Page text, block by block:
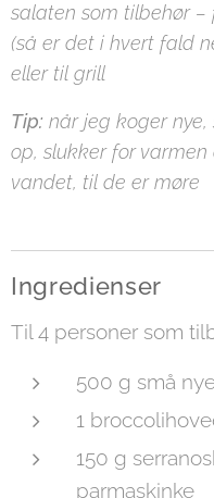
salaten som tilbehør
(så er det i hvert fald
eller til grill
Tip: når jeg koger
op, slukker for
vandet, til de er møre
Ingredienser
Til 4 personer som
500 g små
1
150 g
parmaskinke